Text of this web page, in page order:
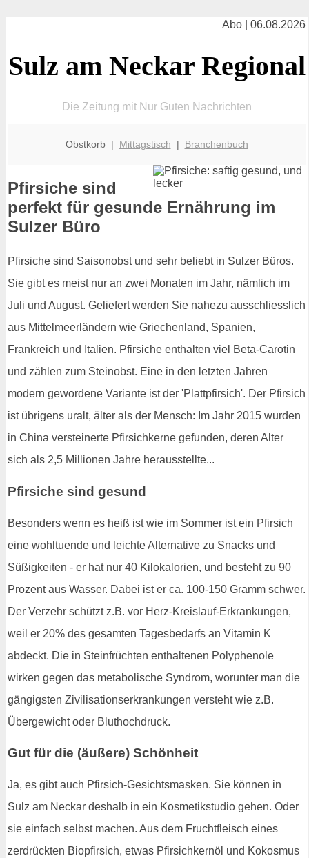
Abo | 06.08.2026
Sulz am Neckar Regional
Die Zeitung mit Nur Guten Nachrichten
Obstkorb | Mittagstisch | Branchenbuch
Pfirsiche sind
perfekt für gesunde Ernährung im
Sulzer Büro
Pfirsiche sind Saisonobst und sehr beliebt in Sulzer Büros.
Sie gibt es meist nur an zwei Monaten im Jahr, nämlich im
Juli und August. Geliefert werden Sie nahezu ausschliesslich
aus Mittelmeerländern wie Griechenland, Spanien,
Frankreich und Italien. Pfirsiche enthalten viel Beta-Carotin
und zählen zum Steinobst. Eine in den letzten Jahren
modern gewordene Variante ist der 'Plattpfirsich'. Der Pfirsich
ist übrigens uralt, älter als der Mensch: Im Jahr 2015 wurden
in China versteinerte Pfirsichkerne gefunden, deren Alter
sich als 2,5 Millionen Jahre herausstellte...
Pfirsiche sind gesund
Besonders wenn es heiß ist wie im Sommer ist ein Pfirsich
eine wohltuende und leichte Alternative zu Snacks und
Süßigkeiten - er hat nur 40 Kilokalorien, und besteht zu 90
Prozent aus Wasser. Dabei ist er ca. 100-150 Gramm schwer.
Der Verzehr schützt z.B. vor Herz-Kreislauf-Erkrankungen,
weil er 20% des gesamten Tagesbedarfs an Vitamin K
abdeckt. Die in Steinfrüchten enthaltenen Polyphenole
wirken gegen das metabolische Syndrom, worunter man die
gängigsten Zivilisationserkrankungen versteht wie z.B.
Übergewicht oder Bluthochdruck.
Gut für die (äußere) Schönheit
Ja, es gibt auch Pfirsich-Gesichtsmasken. Sie können in
Sulz am Neckar deshalb in ein Kosmetikstudio gehen. Oder
sie einfach selbst machen. Aus dem Fruchtfleisch eines
zerdrückten Biopfirsich, etwas Pfirsichkernöl und Kokosmus